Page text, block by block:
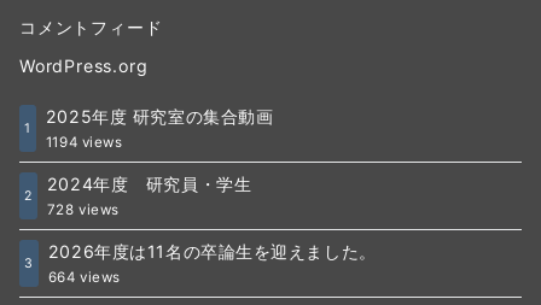
コメントフィード
WordPress.org
1
2025年度 研究室の集合動画
1194 views
2
2024年度 研究員・学生
728 views
3
2026年度は11名の卒論生を迎えました。
664 views